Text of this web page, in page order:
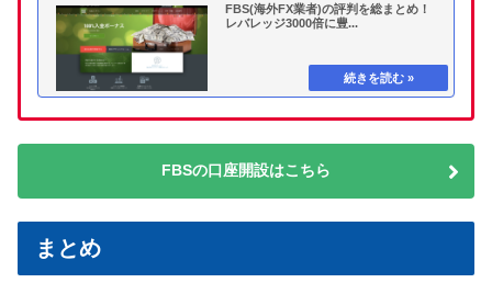
FBS(海外FX業者)の評判を総まとめ！
レバレッジ3000倍に豊...
FBSの口座開設はこちら
まとめ